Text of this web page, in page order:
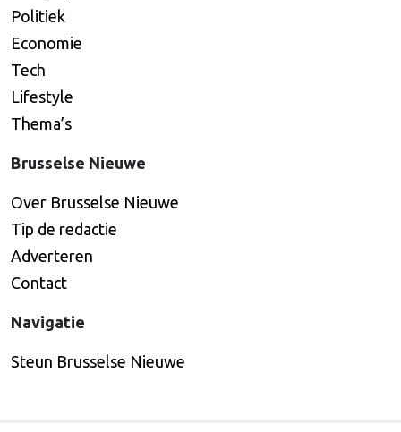
Politiek
Economie
Tech
Lifestyle
Thema’s
Brusselse Nieuwe
Over Brusselse Nieuwe
Tip de redactie
Adverteren
Contact
Navigatie
Steun Brusselse Nieuwe